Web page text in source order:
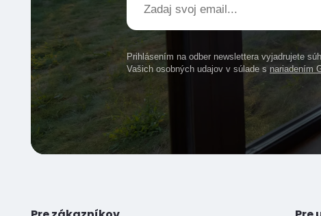
Prihlásením na odber newslettera vyjadrujete
Vašich osobných udajov v súlade s nariadením